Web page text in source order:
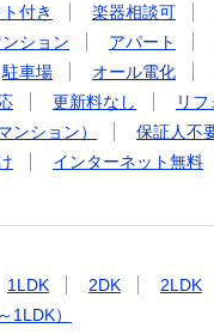
付き 楽器相談可
ンション アパート
駐車場 オール電化
更新料なし
リ
ンション）
保証人不
インターネット無料
1LDK 2DK 2LDK
1LDK）